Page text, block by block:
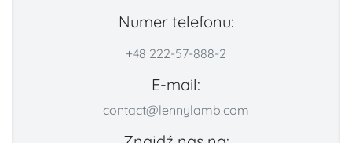
Numer telefonu:
+48 222-57-888-2
E-mail:
contact@lennylamb.com